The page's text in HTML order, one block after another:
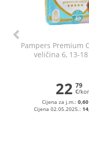
Pampers Premium
veličina 6, 13-18
22 79
€/
Cijena za j.m.:
Cijena 02.05.2025.: